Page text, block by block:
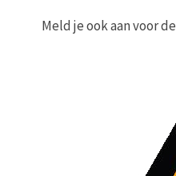
Meld je ook aan voor de